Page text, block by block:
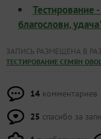
благослови,
ЗАПИСЬ РАЗМЕЩЕНА В
ТЕСТИРОВАНИЕ СЕМЯН
14 комментариев
25 спасибо за